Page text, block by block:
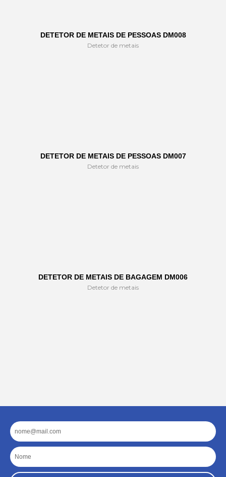
DETETOR DE METAIS DE PESSOAS DM008
Detetor de metais
DETETOR DE METAIS DE PESSOAS DM007
Detetor de metais
DETETOR DE METAIS DE BAGAGEM DM006
Detetor de metais
Email
Nome